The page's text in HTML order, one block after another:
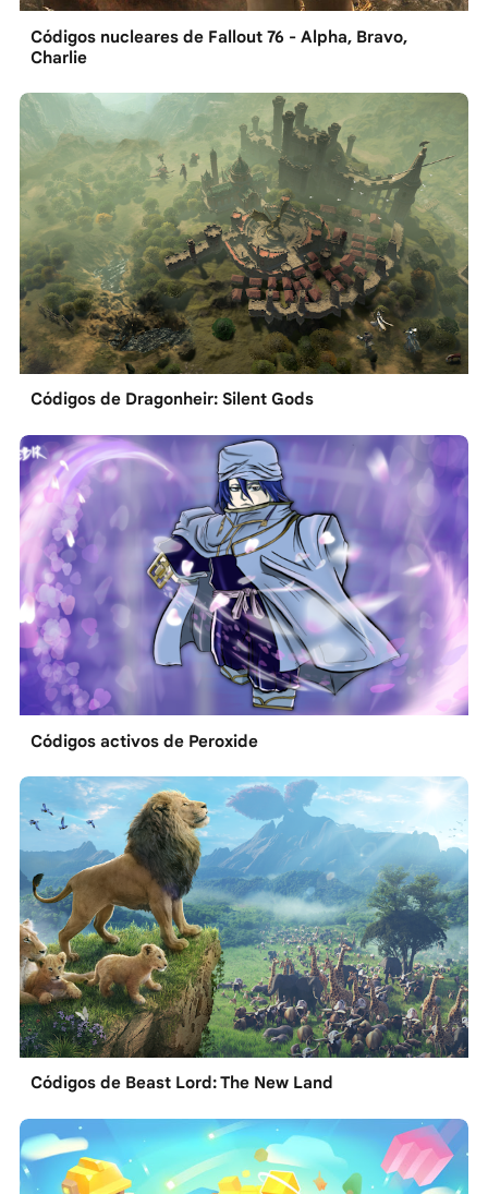
Códigos nucleares de Fallout 76 - Alpha, Bravo,
Charlie
Códigos de Dragonheir: Silent Gods
Códigos activos de Peroxide
Códigos de Beast Lord: The New Land